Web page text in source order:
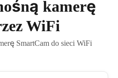
kamerę
WiFi
SmartCam do sieci WiFi